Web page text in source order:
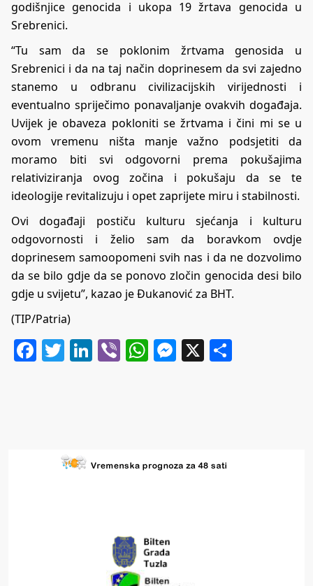
godišnjice genocida i ukopa 19 žrtava genocida u
Srebrenici.
“Tu sam da se poklonim žrtvama genosida u
Srebrenici i da na taj način doprinesem da svi zajedno
stanemo u odbranu civilizacijskih virijednosti i
eventualno spriječimo ponavaljanje ovakvih događaja.
Uvijek je obaveza pokloniti se žrtvama i čini mi se u
ovom vremenu ništa manje važno podsjetiti da
moramo biti svi odgovorni prema pokušajima
relativiziranja ovog zočina i pokušaju da se te
ideologije revitalizuju i opet zaprijete miru i stabilnosti.
Ovi događaji postiču kulturu sjećanja i kulturu
odgovornosti i želio sam da boravkom ovdje
doprinesem samoopomeni svih nas i da ne dozvolimo
da se bilo gdje da se ponovo zločin genocida desi bilo
gdje u svijetu”, kazao je Đukanović za BHT.
(TIP/Patria)
Facebook
Twitter
LinkedIn
ViberWhatsApp
Messenger
X